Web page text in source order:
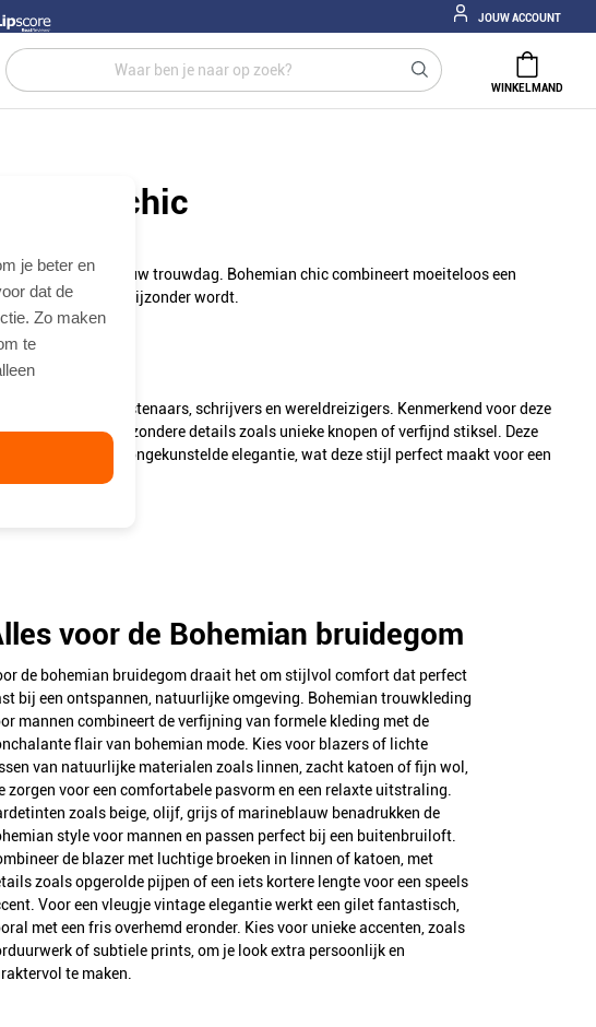
je beter en
dat de
Zo maken
te
JOUW ACCOUNT
WINKELMAND
chic
uitstraling op jouw trouwdag. Bohemian chic combineert moeiteloos een
bruidegom echt bijzonder wordt.
eeuwse kunstenaars, schrijvers en wereldreizigers. Kenmerkend voor deze
of gilets met bijzondere details zoals unieke knopen of verfijnd stiksel. Deze
gemak met een ongekunstelde elegantie, wat deze stijl perfect maakt voor een
voor de Bohemian bruidegom
de bohemian bruidegom draait het om stijlvol comfort dat perfect
bij een ontspannen, natuurlijke omgeving. Bohemian trouwkleding
mannen combineert de verfijning van formele kleding met de
flair van bohemian mode. Kies voor blazers of lichte
van natuurlijke materialen zoals linnen, zacht katoen of fijn wol,
zorgen voor een comfortabele pasvorm en een relaxte uitstraling.
zoals beige, olijf, grijs of marineblauw benadrukken de
style voor mannen en passen perfect bij een buitenbruiloft.
de blazer met luchtige broeken in linnen of katoen, met
zoals opgerolde pijpen of een iets kortere lengte voor een speels
Voor een vleugje vintage elegantie werkt een gilet fantastisch,
met een fris overhemd eronder. Kies voor unieke accenten, zoals
of subtiele prints, om je look extra persoonlijk en
te maken.